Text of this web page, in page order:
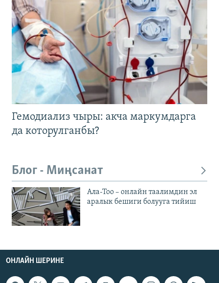
Гемодиализ чыры: акча маркумдарга
да которулганбы?
Блог - Миңсанат
Ала-Тоо – онлайн таалимдин эл
аралык бешиги болууга тийиш
ОНЛАЙН ШЕРИНЕ